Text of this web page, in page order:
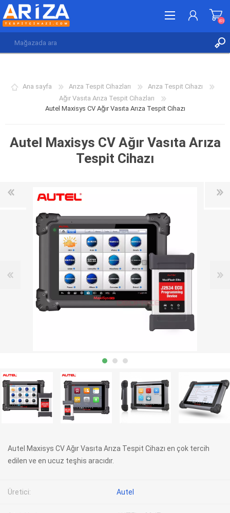
(0)
(0)
Ana sayfa Arıza Tespit Cihazları
Arıza Tespit Cihazı
Ağır Vasıta Arıza Tespit Cihazları
Autel Maxisys CV Ağır Vasıta Arıza Tespit Cihazı
Autel Maxisys CV Ağır Vasıta Arıza
Tespit Cihazı
Autel Maxisys CV Ağır Vasıta Arıza Tespit Cihazı en çok tercih
edilen ve en ucuz teşhis aracıdır.
Üretici: Autel